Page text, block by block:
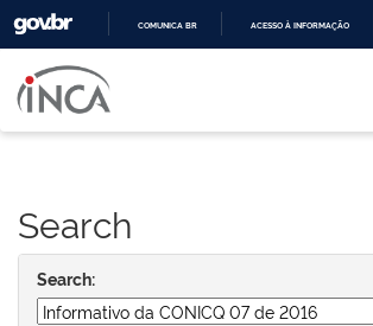
COMUNICA BR ACESSO À INFORMAÇÃO
navigation
Search
Search: